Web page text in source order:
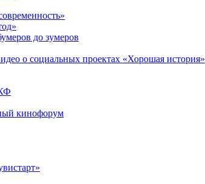
до зумеров
о социальных проектах «Хорошая история»
кинофорум